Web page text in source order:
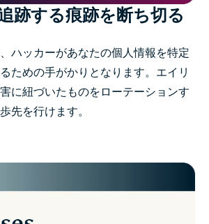
跡する痕跡を断ち切る
ハッカーがあなたの個人情報を特定
ための手がかりとなります。エイリ
に紐づいたものをローテーションす
先を行けます。